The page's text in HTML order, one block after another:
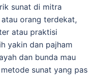
sunat di mitra
orang terdekat,
atau praktisi
yakin dan pajham
dan bunda mau
sunat yang pas